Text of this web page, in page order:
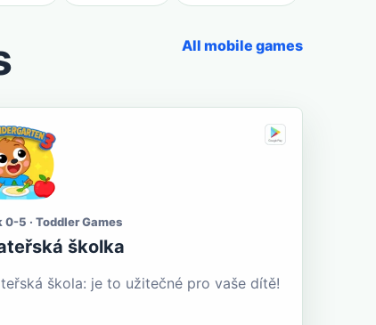
All mobile games
0-5 · Toddler Games
školka
škola: je to užitečné pro vaše dítě!